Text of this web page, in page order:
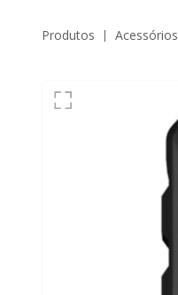
Produtos acessórios